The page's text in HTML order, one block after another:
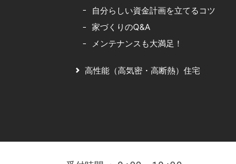
自分らしい資金計画を立てるコツ
家づくりのQ&A
メンテナンスも大満足！
高性能（高気密・高断熱）住宅